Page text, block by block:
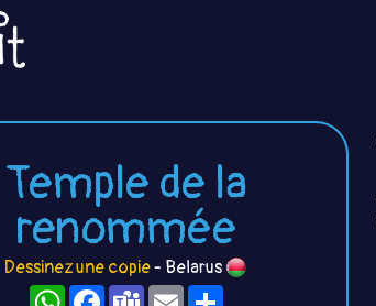
Temple de la
renommée
Dessinez une copie- Belarus
WhatsAppFacebook
TeamsEmailPartager